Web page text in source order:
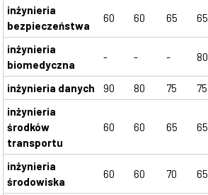
inżynieria
bezpieczeństwa
60 60 65 65
inżynieria
biomedyczna
- - - 80
inżynieria danych 90 80 75 75
inżynieria
środków
transportu
60 60 65 65
inżynieria
środowiska
60 60 70 65